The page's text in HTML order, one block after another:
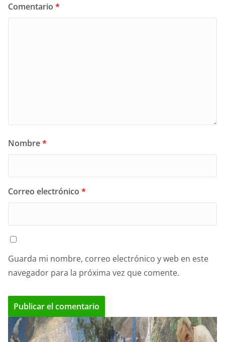
Comentario *
Nombre*
Correo electrónico *
Guarda mi nombre, correo electrónico y web en este
navegador para la próxima vez que comente.